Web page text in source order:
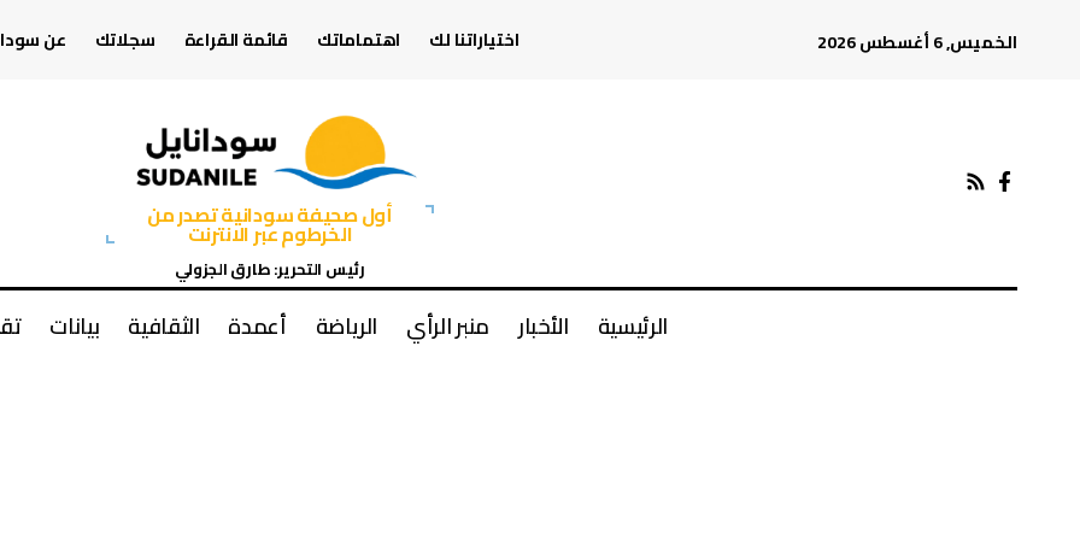
الخميس, 6 أغسطس 2026 اختياراتنا لك اهتماماتك قائمة القراءة سجلاتك عن
أول صحيفة سودانية تصدر من
الخرطوم عبر الانترنت
رئيس التحرير: طارق الجزولي
الرئيسية الأخبار منبر الرأي الرياضة أعمدة الثقافية بيانات